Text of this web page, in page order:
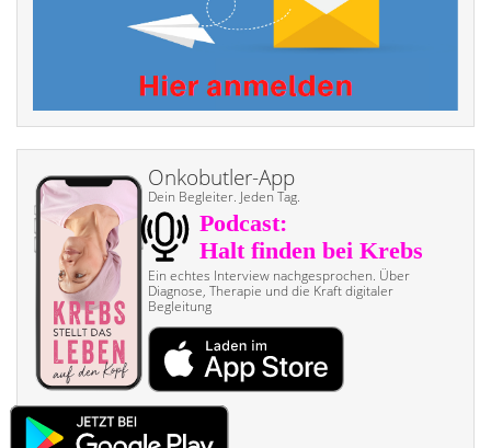
Onkobutler-App
Dein Begleiter. Jeden Tag.
Ein echtes Interview nach­gesprochen. Über
Diagnose, Therapie und die Kraft digitaler
Begleitung